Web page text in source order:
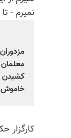
نمیرم - تا
کشیدن
خاموش
کارگزار